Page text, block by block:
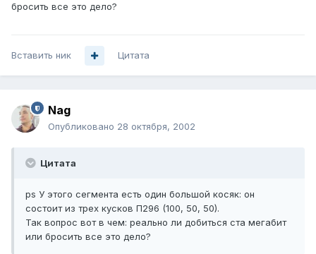
бросить все это дело?
Вставить ник Цитата
Nag
Опубликовано 28 октября, 2002
Цитата
ps У этого сегмента есть один большой косяк: он
состоит из трех кусков П296 (100, 50, 50).
Так вопрос вот в чем: реально ли добиться ста мегабит
или бросить все это дело?